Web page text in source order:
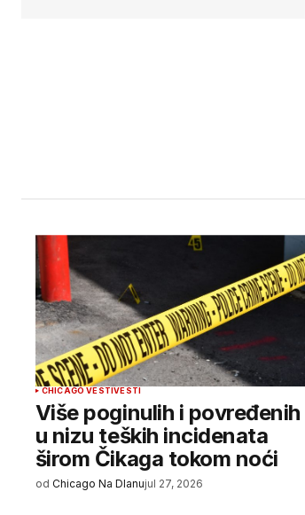
CHICAGO VESTIVESTI
Više poginulih i povređenih
u nizu teških incidenata
širom Čikaga tokom noći
od Chicago Na Dlanujul 27, 2026